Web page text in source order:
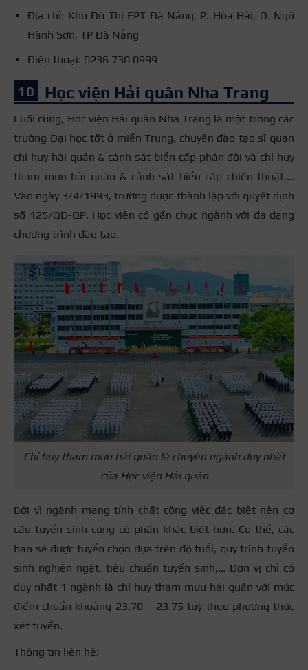
Địa chỉ: Khu Đô Thị FPT Đà Nẵng, P. Hòa Hải, Q. Ngũ
Hành Sơn, TP Đà Nẵng
Điện thoại: 0236 730 0999
Học viện Hải quân Nha Trang
Cuối cùng, Học viện Hải quân Nha Trang là một trong các
trường Đại học tốt ở miền Trung, chuyên đào tạo sĩ quan
chỉ huy hải quân & cảnh sát biển cấp phân đội và chỉ huy
tham mưu hải quân & cảnh sát biển cấp chiến thuật,…
Vào ngày 3/4/1993, trường được thành lập với quyết định
số 125/QĐ-QP. Học viên có gần chục ngành với đa dạng
chương trình đào tạo.
Chỉ huy tham mưu hải quân là chuyên ngành duy nhất
của Học viện Hải quân
Bởi vì ngành mang tính chất công việc đặc biệt nên cơ
cấu tuyển sinh cũng có phần khác biệt hơn. Cụ thể, các
bạn sẽ được tuyển chọn dựa trên độ tuổi, quy trình tuyển
sinh nghiên ngặt, tiêu chuẩn tuyển sinh,… Đơn vị chỉ có
duy nhất 1 ngành là chỉ huy tham mưu hải quân với mức
điểm chuẩn khoảng 23.70 – 23.75 tuỳ theo phương thức
xét tuyển.
Thông tin liên hệ: